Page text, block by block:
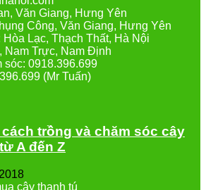
Văn Giang, Hưng Yên
Công, Văn Giang, Hưng Yên
Lạc, Thạch Thất, Hà Nội
Trực, Nam Định
sóc: 0918.396.699
(Mr Tuấn)
trồng và chăm sóc cây
A đến Z